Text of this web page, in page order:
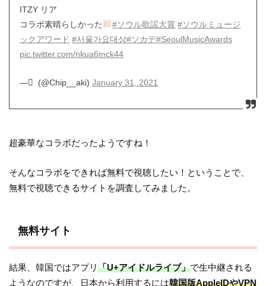
ITZY リア
コラボ素晴らしかった
#ソウル歌謡大賞 #ソウルミュージ
ックアワード #서울가요대상#ソカデ#SeoulMusicAwards
pic.twitter.com/nkua6mck44
— ْ (@Chip__aki) January 31, 2021
超豪華なコラボだったようですね！
そんなコラボをできれば無料で視聴したい！ということで、
無料で視聴できるサイトを調査してみました。
無料サイト
結果、韓国ではアプリ「U+アイドルライブ」で生中継される
ようなのですが、日本から利用するには韓国版AppleIDやVPN